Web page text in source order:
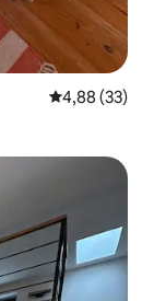
4,88 de uma
4,88 (33)